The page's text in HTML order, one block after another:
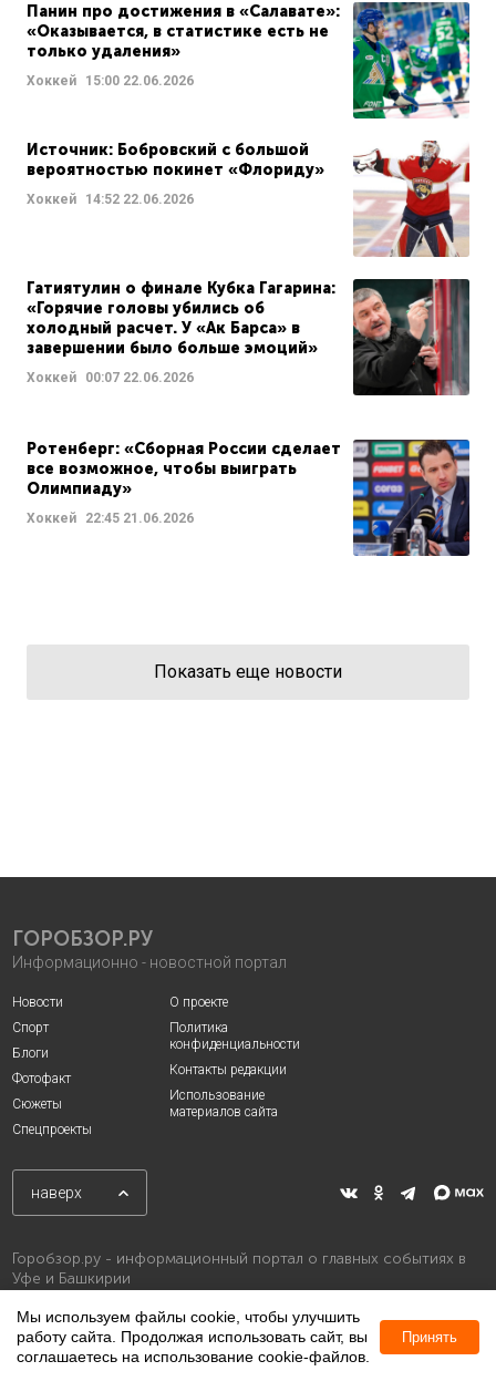
Панин про достижения в «Салавате»:
«Оказывается, в статистике есть не
только удаления»
Хоккей 15:00 22.06.2026
Источник: Бобровский с большой
вероятностью покинет «Флориду»
Хоккей 14:52 22.06.2026
Гатиятулин о финале Кубка Гагарина:
«Горячие головы убились об
холодный расчет. У «Ак Барса» в
завершении было больше эмоций»
Хоккей 00:07 22.06.2026
Ротенберг: «Сборная России сделает
все возможное, чтобы выиграть
Олимпиаду»
Хоккей 22:45 21.06.2026
Показать еще новости
ГОРОБЗОР.РУ
Информационно - новостной портал
Новости
Спорт
Блоги
Фотофакт
Сюжеты
Спецпроекты
О проекте
Политика
конфиденциальности
Контакты редакции
Использование
материалов сайта
наверх
Горобзор.ру - информационный портал о главных событиях в
Уфе и Башкирии
Мы используем файлы cookie, чтобы улучшить
работу сайта. Продолжая использовать сайт, вы
соглашаетесь на использование cookie-файлов.
Принять